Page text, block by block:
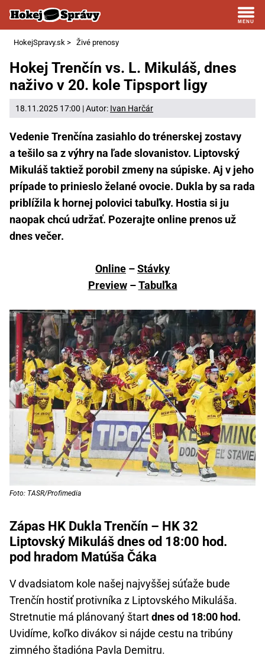
HokejSpravy.sk > Živé prenosy
Hokej Trenčín vs. L. Mikuláš, dnes
naživo v 20. kole Tipsport ligy
18.11.2025 17:00 | Autor: Ivan Harčár
Vedenie Trenčína zasiahlo do trénerskej zostavy
a tešilo sa z výhry na ľade slovanistov. Liptovský
Mikuláš taktiež porobil zmeny na súpiske. Aj v jeho
prípade to prinieslo želané ovocie. Dukla by sa rada
priblížila k hornej polovici tabuľky. Hostia si ju
naopak chcú udržať. Pozerajte online prenos už
dnes večer.
Online –Stávky
Preview–Tabuľka
Foto: TASR/Profimedia
Zápas HK Dukla Trenčín – HK 32
Liptovský Mikuláš dnes od 18:00 hod.
pod hradom Matúša Čáka
V dvadsiatom kole našej najvyššej súťaže bude
Trenčín hostiť protivníka z Liptovského Mikuláša.
Stretnutie má plánovaný štartdnes od 18:00 hod.
Uvidíme, koľko divákov si nájde cestu na tribúny
zimného štadióna Pavla Demitru.